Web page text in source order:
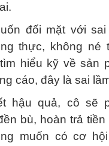
đối mặt với
thực, không né
hiểu kỹ về sản
cáo, đây là sai
hậu quả, cô sẽ
bù, hoàn trả
muốn có cơ